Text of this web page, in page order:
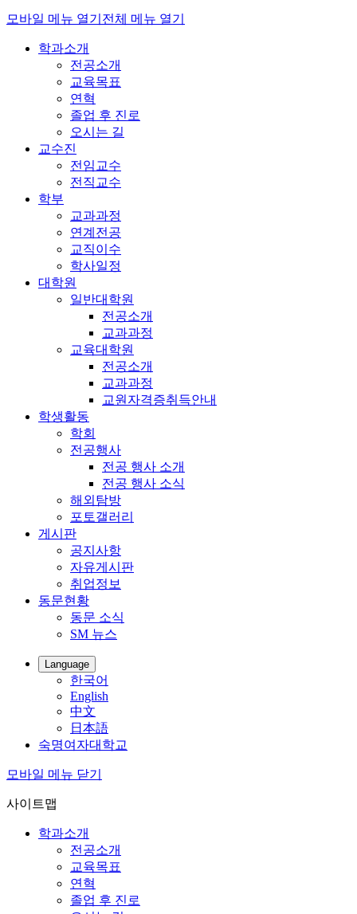
모바일 메뉴 열기 전체 메뉴 열기
학과소개
전공소개
교육목표
연혁
졸업 후 진로
오시는 길
교수진
전임교수
전직교수
학부
교과과정
연계전공
교직이수
학사일정
대학원
일반대학원
전공소개
교과과정
교육대학원
전공소개
교과과정
교원자격증취득안내
학생활동
학회
전공행사
전공 행사 소개
전공 행사 소식
해외탐방
포토갤러리
게시판
공지사항
자유게시판
취업정보
동문현황
동문 소식
SM 뉴스
Language
한국어
English
中文
日本語
숙명여자대학교
모바일 메뉴 닫기
사이트맵
학과소개
전공소개
교육목표
연혁
졸업 후 진로